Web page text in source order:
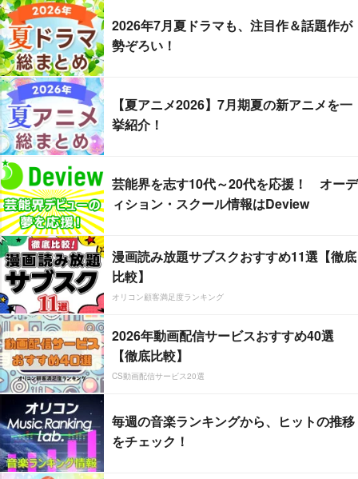
2026年7月夏ドラマも、注目作＆話題作が
勢ぞろい！
【夏アニメ2026】7月期夏の新アニメを一
挙紹介！
芸能界を志す10代～20代を応援！ オーデ
ィション・スクール情報はDeview
漫画読み放題サブスクおすすめ11選【徹底
比較】
オリコン顧客満足度ランキング
2026年動画配信サービスおすすめ40選
【徹底比較】
CS動画配信サービス20選
毎週の音楽ランキングから、ヒットの推移
をチェック！